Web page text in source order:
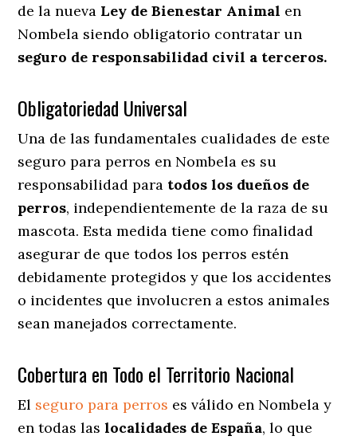
de la nueva Ley de Bienestar Animal en
Nombela siendo obligatorio contratar un
seguro de responsabilidad civil a terceros.
Obligatoriedad Universal
Una de las fundamentales cualidades de este
seguro para perros en Nombela es su
responsabilidad para todos los dueños de
perros, independientemente de la raza de su
mascota. Esta medida tiene como finalidad
asegurar de que todos los perros estén
debidamente protegidos y que los accidentes
o incidentes que involucren a estos animales
sean manejados correctamente.
Cobertura en Todo el Territorio Nacional
El seguro para perros es válido en Nombela y
en todas laslocalidades de España, lo que